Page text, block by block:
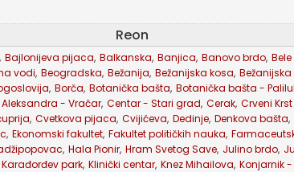
Reon
, Bajlonijeva pijaca, Balkanska, Banjica, Banovo brdo,
vodi, Beogradska, Bežanija, Bežanijska kosa, Bežanijska
, Borča, Botanička bašta, Botanička bašta -
- Vračar, Centar - Stari grad, Cerak, Crveni
, Cvetkova pijaca, Cvijićeva, Dedinje, Denkova bašta,
, Ekonomski fakultet, Fakultet političkih nauka,
, Hala Pionir, Hram Svetog Save, Julino brdo,
Karađorđev park, Klinički centar, Knez Mihailova, Konjarnik